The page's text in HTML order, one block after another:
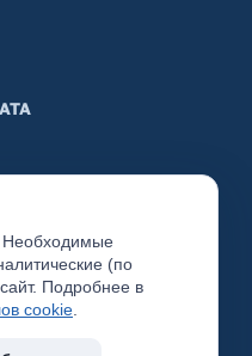
(по
Подробнее в
cookie